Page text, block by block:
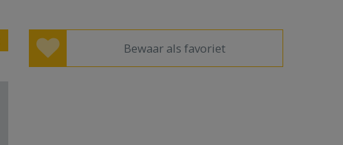
Bewaar als favoriet